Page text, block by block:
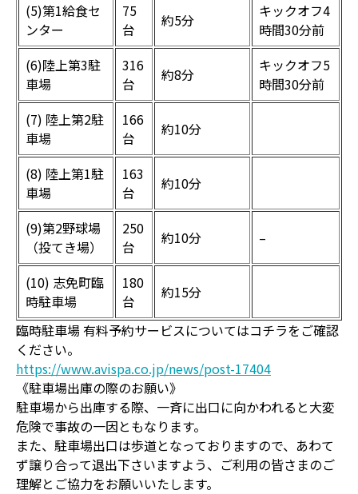
(5)第1給食セ
ンター
75
台
約5分
キックオフ4
時間30分前
(6)陸上第3駐
車場
316
台
約8分
キックオフ5
時間30分前
(7) 陸上第2駐
車場
166
台
約10分
(8) 陸上第1駐
車場
163
台
約10分
(9)第2野球場
（投てき場）
250
台
約10分 –
(10) 志免町臨
時駐車場
180
台
約15分
臨時駐車場 有料予約サービスについてはコチラをご確認
ください。
https://www.avispa.co.jp/news/post-17404
《駐車場出庫の際のお願い》
駐車場から出庫する際、一斉に出口に向かわれると大変
危険で事故の一因ともなります。
また、駐車場出口は歩道となっておりますので、あわて
ず譲り合って退出下さいますよう、ご利用の皆さまのご
理解とご協力をお願いいたします。